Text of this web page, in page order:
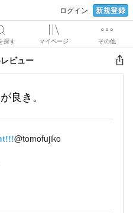
ログイン 新規登録
探す マイページ その他
ビュー
良き。
@tomofujiko